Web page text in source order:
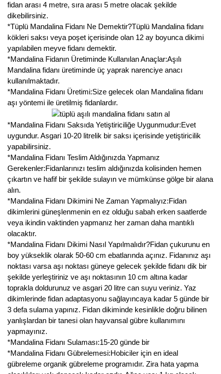
fidan arası 4 metre, sıra arası 5 metre olacak şekilde
dikebilirsiniz.
*Tüplü Mandalina Fidanı Ne Demektir?Tüplü Mandalina fidanı
kökleri saksı veya poşet içerisinde olan 12 ay boyunca dikimi
yapılabilen meyve fidanı demektir.
*Mandalina Fidanın Üretiminde Kullanılan Anaçlar:Aşılı
Mandalina fidanı üretiminde üç yaprak narenciye anacı
kullanılmaktadır.
*Mandalina Fidanı Üretimi:Size gelecek olan Mandalina fidanı
aşı yöntemi ile üretilmiş fidanlardır.
*Mandalina Fidanı Saksıda Yetiştiriciliğe Uygunmudur:Evet
uygundur. Asgari 10-20 litrelik bir saksı içerisinde yetiştiricilik
yapabilirsiniz.
*Mandalina Fidanı Teslim Aldığınızda Yapmanız
Gerekenler:Fidanlarınızı teslim aldığınızda kolisinden hemen
çıkartın ve hafif bir şekilde sulayın ve mümkünse gölge bir alana
alın.
*Mandalina Fidanı Dikimini Ne Zaman Yapmalıyız:Fidan
dikimlerini güneşlenmenin en ez olduğu sabah erken saatlerde
veya ikindin vaktinden yapmanız her zaman daha mantıklı
olacaktır.
*Mandalina Fidanı Dikimi Nasıl Yapılmalıdır?Fidan çukurunu en
boy yükseklik olarak 50-60 cm ebatlarında açınız. Fidanınız aşı
noktası varsa aşı noktası güneye gelecek şekilde fidanı dik bir
şekilde yerleştiriniz ve aşı noktasının 10 cm altına kadar
toprakla doldurunuz ve asgari 20 litre can suyu veriniz. Yaz
dikimlerinde fidan adaptasyonu sağlayıncaya kadar 5 günde bir
3 defa sulama yapınız. Fidan dikiminde kesinlikle doğru bilinen
yanlışlardan bir tanesi olan hayvansal gübre kullanımını
yapmayınız.
*Mandalina Fidanı Sulaması:15-20 günde bir
*Mandalina Fidanı Gübrelemesi:Hobiciler için en ideal
gübreleme organik gübreleme programıdır. Zira hata yapma
Longan Fidanı
Malta Eriği Fidanı
Mango Fidanı
Melez Meyveler
Murt Fidanı
Muşmula Fidanı
Muz Fidanı
Nadir Çeşit Meyveler
Nar Fidanı
Narenciye Fidanları
Nektarin Fidanı
Papaya Fidanı
Pepino Fidanı
Pitaya Fidanı
Şeftali Fidanı
Trabzon Hurması Fidanı
Üzüm Fidanı
Vişne Fidanı